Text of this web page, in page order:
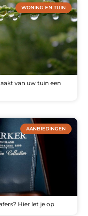
WONING EN TUIN
van uw tuin een
AANBIEDINGEN
Hier let je op